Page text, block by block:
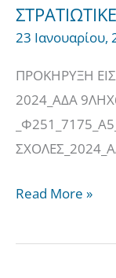
23 Ιανουαρίου,
ΠΡΟΚΗΡΥΞΗ
2024_ΑΔΑ
ΣΤΡΑΤΙΩΤΙΚΕΣ
ΣΧΟΛΕΣ
Read More »